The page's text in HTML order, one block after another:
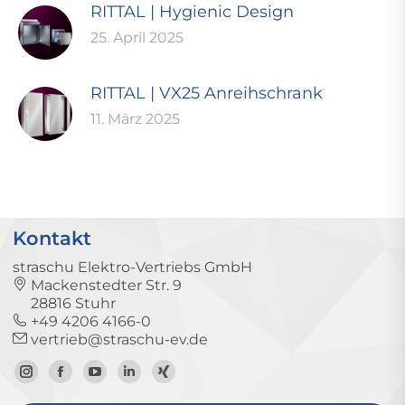
RITTAL | Hygienic Design
25. April 2025
RITTAL | VX25 Anreihschrank
11. März 2025
Kontakt
straschu Elektro-Vertriebs GmbH
Mackenstedter Str. 9
28816 Stuhr
+49 4206 4166-0
vertrieb@straschu-ev.de
ZumZur
ZumZumZum